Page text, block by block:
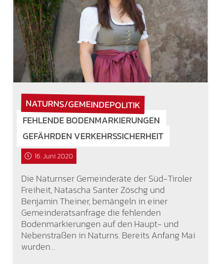
NATURNS/GEMEINDEPOLITIK
FEHLENDE BODENMARKIERUNGEN
GEFÄHRDEN VERKEHRSSICHERHEIT
16. Juni 2020
Die Naturnser Gemeinderäte der Süd-Tiroler
Freiheit, Natascha Santer Zöschg und
Benjamin Theiner, bemängeln in einer
Gemeinderatsanfrage die fehlenden
Bodenmarkierungen auf den Haupt- und
Nebenstraßen in Naturns. Bereits Anfang Mai
wurden…